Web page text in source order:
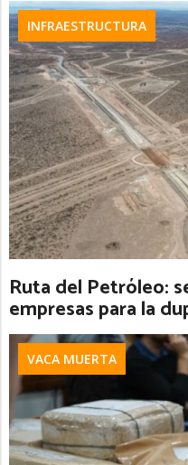
INFRAESTRUCTURA
Ruta del Petróleo:
empresas para la
VACA MUERTA